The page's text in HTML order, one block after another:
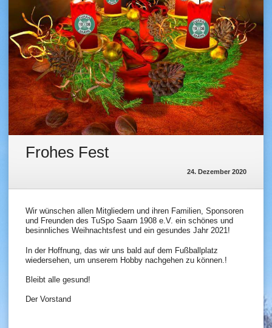
Frohes Fest
24. Dezember 2020
Wir wünschen allen Mitgliedern und ihren Familien, Sponsoren
und Freunden des TuSpo Saarn 1908 e.V. ein schönes und
besinnliches Weihnachtsfest und ein gesundes Jahr 2021!
In der Hoffnung, das wir uns bald auf dem Fußballplatz
wiedersehen, um unserem Hobby nachgehen zu können.!
Bleibt alle gesund!
Der Vorstand